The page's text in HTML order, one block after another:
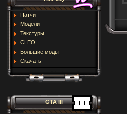
Патчи
Модели
Текстуры
CLEO
Большие моды
Скачать
GTA III